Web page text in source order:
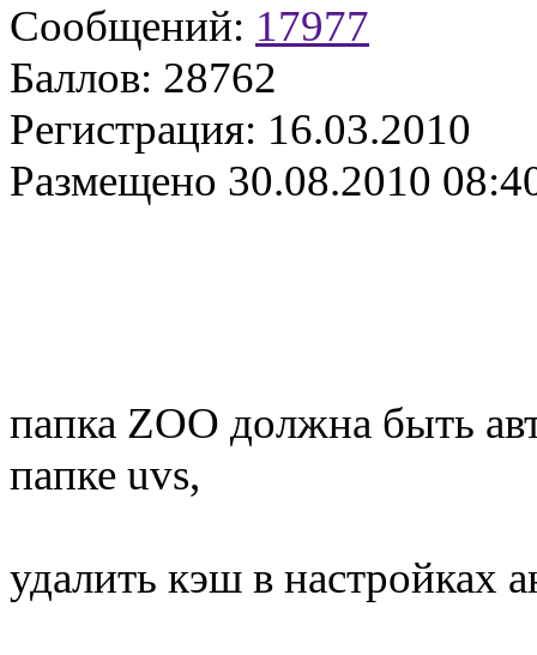
Сообщений: 17977
Баллов: 28762
Регистрация: 16.03.2010
Размещено 30.08.2010
папка ZOO должна быть
папке uvs,
удалить кэш в настройках